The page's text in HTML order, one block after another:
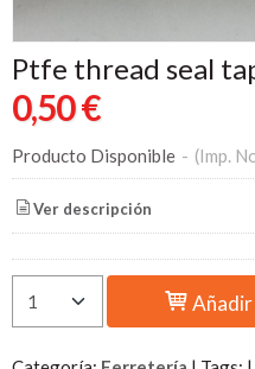
Ptfe thread seal
0,50 €
Producto Disponible - (Imp.
Ver descripción